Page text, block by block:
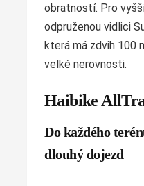
obratností. Pro
odpruženou vidlici
která má zdvih 100
velké nerovnosti.
Haibike
Do každého
dlouhý dojezd